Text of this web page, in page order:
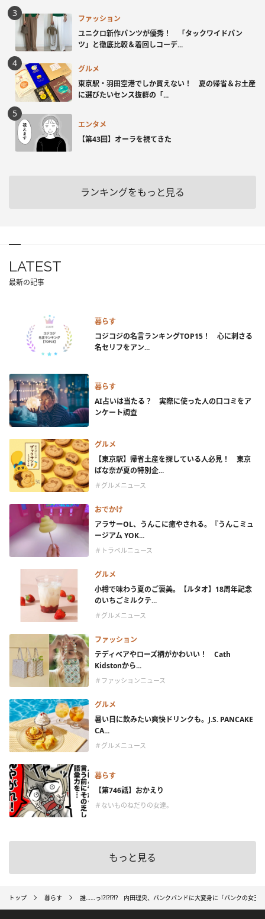
ファッション
ユニクロ新作パンツが優秀！ 「タックワイドパン
ツ」と徹底比較＆着回しコーデ...
グルメ
東京駅・羽田空港でしか買えない！ 夏の帰省＆お土産
に選びたいセンス抜群の「...
エンタメ
【第43回】オーラを視てきた
ランキングをもっと見る
LATEST
最新の記事
暮らす
コジコジの名言ランキングTOP15！ 心に刺さる
名セリフをアン...
暮らす
AI占いは当たる？ 実際に使った人の口コミをア
ンケート調査
グルメ
【東京駅】帰省土産を探している人必見！ 東京
ばな奈が夏の特別企...
＃グルメニュース
おでかけ
アラサーOL、うんこに癒やされる。『うんこミュ
ージアム YOK...
＃トラベルニュース
グルメ
小樽で味わう夏のご褒美。【ルタオ】18周年記念
のいちごミルクテ...
＃グルメニュース
ファッション
テディベアやローズ柄がかわいい！ Cath
Kidstonから...
＃ファッションニュース
グルメ
暑い日に飲みたい爽快ドリンクも。J.S. PANCAKE
CA...
＃グルメニュース
暮らす
【第746話】おかえり
＃ないものねだりの女達。
もっと見る
トップ 暮らす 誰……っ!?!?!?!? 内田理央、パンクバンドに大変身に「パンクの女王